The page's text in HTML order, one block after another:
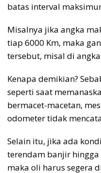
batas interval
Misalnya jika angka
tiap 6000 Km, maka
tersebut, misal di
Kenapa demikian?
seperti saat
bermacet-macetan,
odometer tidak
Selain itu, jika ada
terendam banjir
maka oli harus segera